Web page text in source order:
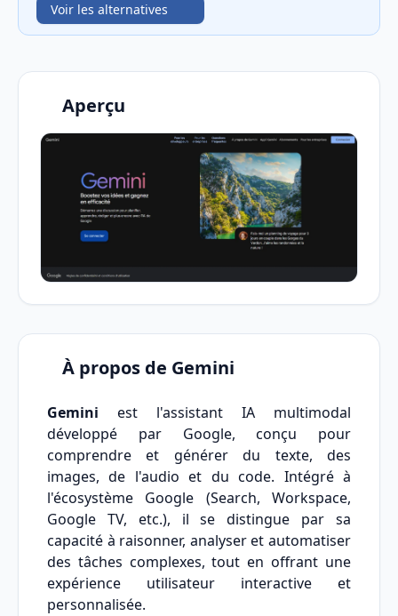
Voir les alternatives
Aperçu
À propos de Gemini
Gemini est l'assistant IA multimodal
développé par Google, conçu pour
comprendre et générer du texte, des
images, de l'audio et du code. Intégré à
l'écosystème Google (Search, Workspace,
Google TV, etc.), il se distingue par sa
capacité à raisonner, analyser et automatiser
des tâches complexes, tout en offrant une
expérience utilisateur interactive et
personnalisée.